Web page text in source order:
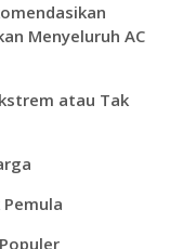
Menyeluruh AC
atau Tak